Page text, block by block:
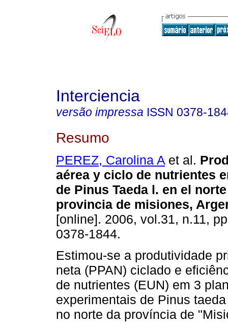
Interciencia
versão impressa ISSN 0378-
Resumo
PEREZ, Carolina A et al.
aérea y ciclo de nutrientes
de Pinus Taeda l. en el
provincia de misiones,
[online]. 2006, vol.31, n.11,
0378-1844.
Estimou-se a produtividade
neta (PPAN) ciclado e
de nutrientes (EUN) em 3
experimentais de Pinus
no norte da província de